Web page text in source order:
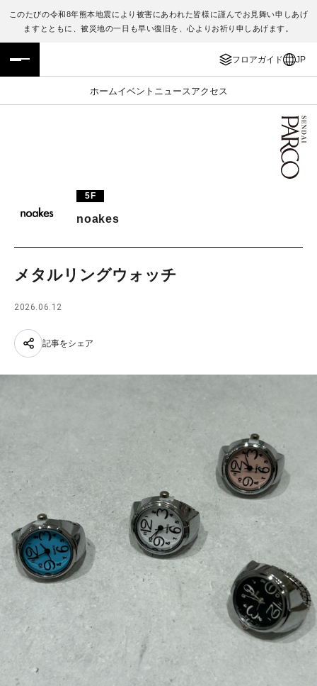
このたびの令和8年熊本地震により被害にあわれた皆様に謹んでお見舞い申しあげ
ますとともに、被災地の一日も早い復旧を、心よりお祈り申しあげます。
フロアガイド JP
ホームイベント ニュース アクセス
フロアガイド
施設案内・アクセス
TAX FREE
ENGLISH
繁体字
日本語
5F
noakes
メタルリングウォッチ
2026.06.12
記事をシェア